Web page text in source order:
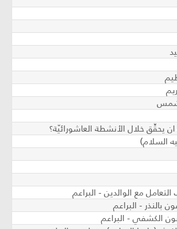
يحقِّق خلال الأنشطة العاشورائيّة؟
السلام)
مع الوالدين - البراعم
بالنذر - البراعم
الكشفي - البراعم